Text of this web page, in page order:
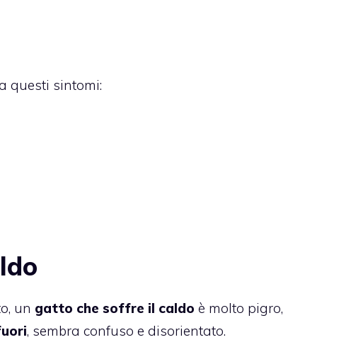
questi sintomi:
un gatto che soffre il caldo è molto pigro,
, sembra confuso e disorientato.